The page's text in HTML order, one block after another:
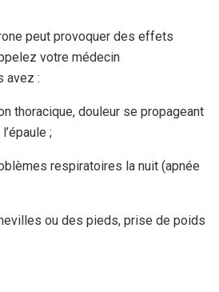
peut provoquer des effets
votre médecin
avez :
thoracique, douleur se propageant
;
respiratoires la nuit (apnée
ou des pieds, prise de poids